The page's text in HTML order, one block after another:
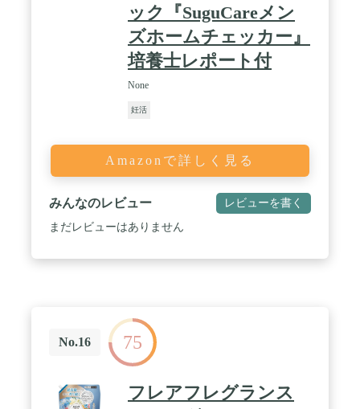
ック『SuguCareメン
ズホームチェッカー』
培養士レポート付
None
妊活
Amazonで詳しく見る
みんなのレビュー レビューを書く
まだレビューはありません
No.16 75
フレアフレグランス